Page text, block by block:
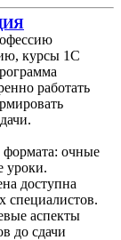
курсы 1С
работать
формата: очные
уроки.
доступна
специалистов.
аспекты
до сдачи